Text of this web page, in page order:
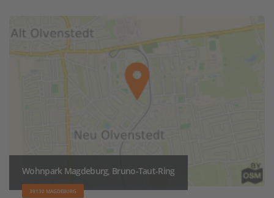
Wohnpark Magdeburg, Bruno-Taut-Ring
39130 MAGDEBURG